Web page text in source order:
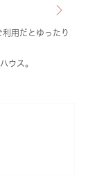
用だとゆったり
ウス。